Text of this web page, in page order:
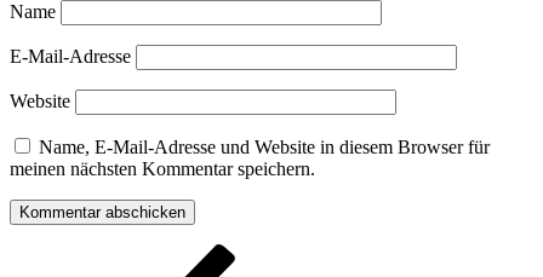
Name
E-Mail-Adresse
Website
Name, E-Mail-Adresse und Website in diesem Browser für
meinen nächsten Kommentar speichern.
Beitragsnavigation